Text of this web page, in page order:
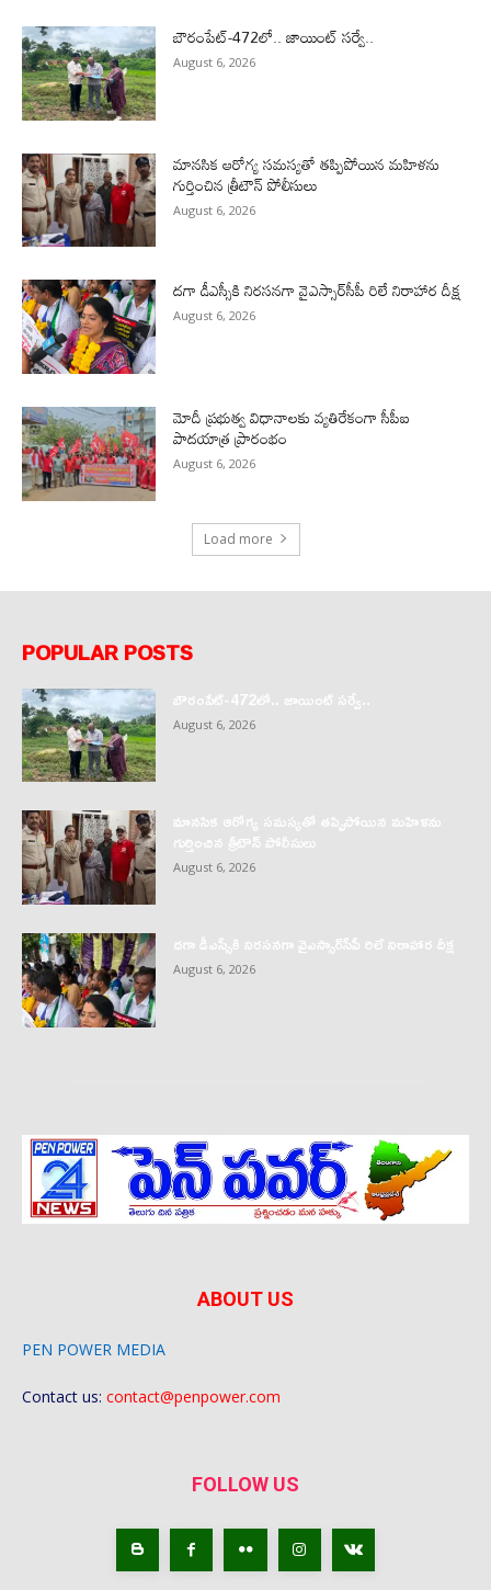
బౌరంపేట్-472లో.. జాయింట్ సర్వే..
August 6, 2026
మానసిక ఆరోగ్య సమస్యతో తప్పిపోయిన మహిళను
గుర్తించిన త్రీటౌన్ పోలీసులు
August 6, 2026
దగా డీఎస్సీకి నిరసనగా వైఎస్సార్‌సీపీ రిలే నిరాహార దీక్ష
August 6, 2026
మోదీ ప్రభుత్వ విధానాలకు వ్యతిరేకంగా సీపీఐ
పాదయాత్ర ప్రారంభం
August 6, 2026
Load more
POPULAR POSTS
బౌరంపేట్-472లో.. జాయింట్ సర్వే..
August 6, 2026
మానసిక ఆరోగ్య సమస్యతో తప్పిపోయిన మహిళను
గుర్తించిన త్రీటౌన్ పోలీసులు
August 6, 2026
దగా డీఎస్సీకి నిరసనగా వైఎస్సార్‌సీపీ రిలే నిరాహార దీక్ష
August 6, 2026
ABOUT US
PEN POWER MEDIA
Contact us: contact@penpower.com
FOLLOW US